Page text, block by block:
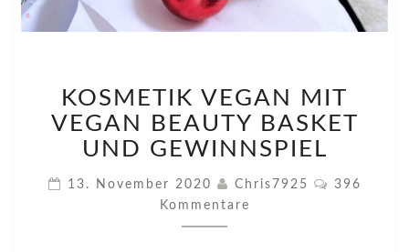
VEGAN
MIT
VEGAN
BEAUTY
BASKET
UND
KOSMETIK VEGAN MIT
VEGAN BEAUTY BASKET
UND GEWINNSPIEL
13. November 2020 Chris7925
396
Kommentare